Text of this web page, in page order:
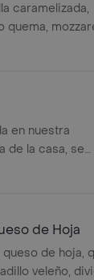
caramelizada,
quema,
en nuestra
de la casa, se
maíz, los
de Hoja
queso de hoja,
veleño,